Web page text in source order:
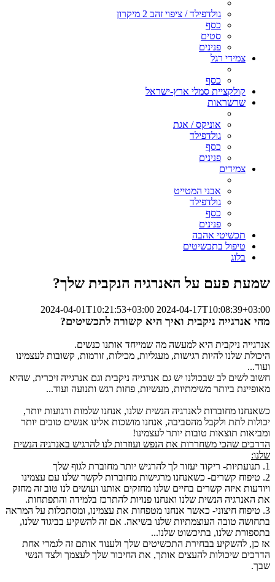
גולדפילד / ציפוי זהב 2 מיקרון
כסף
סטים
פנינים
צמידי רגל
כסף
קולקציית סמלי ארץ-ישראל
שרשראות
אוניקס / אגת
גולדפילד
כסף
פנינים
צמידים
אבני המטייט
גולדפילד
כסף
פנינים
תכשיטי אהבה
טיפול בתכשיטים
בלוג
שמעת פעם על האנרגיה הנקבית שלך?
2024-04-01T10:21:53+03:00 2024-04-17T10:08:39+03:00
מהי אנרגייה ניקבית ואיך היא קשורה לתכשיטים?
אנרגייה ניקבית היא למעשה מה שמייחד אותנו כנשים.
היכולת שלנו להיות רגישות, מעגליות, מכילות, זורמות, קשובות לעצמינו
ועוד...
חשוב לשים לב שבכולנו יש גם אנרגייה ניקבית וגם אנרגייה זיכרית, שהיא
מאופיינת ביותר משימתיות, מעשיות, פחות רגש ותנועה ועוד...
כשאנחנו מחוברות לאנרגיה הנשית שלנו, אנחנו שלמות ורגועות יותר,
יכולות לתת ולקבל מהסביבה, אנחנו מושכות אלינו אנשים טובים יותר
ומביאות תוצאות טובות יותר לעצמינו!
הדרכים שהכי משחררות את הנפש ועוזרות לנו להרגיש באנרגיה הנשית
שלנו:
1. תנועתיות- ריקוד יעזור לך להרגיש יותר מחוברת לגוף שלך
2. טיפוח קשרים- כשאנחנו מרגישות מחוברות לקשר שלנו עם עצמינו
ויודעות איזה קשרים בחיים שלנו מחזקים אותנו ועושים לנו טוב זה מחזק
את האנרגיה הנשית שלנו ואנחנו פנויות להתרכז בלמידה והתפתחות.
3. טיפוח חיצוני- כאשר אנחנו מטפחות את עצמינו, ומסתכלות על המראה
בתחושה טובה העוצמתיות שלנו בשיאה. אם זה להשקיע בביגוד שלנו,
בתספורת שלנו, בתיכשוט שלנו...
אז כן, להשקיע בבחירת התכשיטים שלך ולענוד אותם זה לגמרי אחת
הדרכים שיכולות להעצים אותך, את החיבור שלך לעצמך ולצד הנשי
שבך.